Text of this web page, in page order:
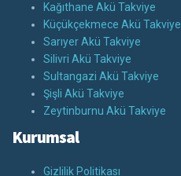
Kağıthane Akü Takviye
Küçükçekmece Akü Takviye
Sarıyer Akü Takviye
Silivri Akü Takviye
Sultangazi Akü Takviye
Şişli Akü Takviye
Zeytinburnu Akü Takviye
Kurumsal
Gizlilik Politikası